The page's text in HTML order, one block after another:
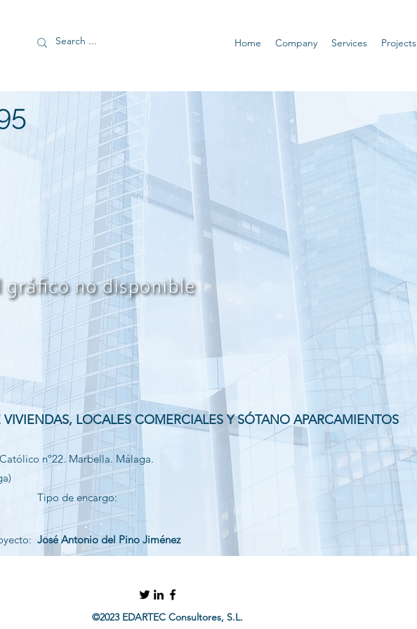
Home Company Services Projects
LOCALES COMERCIALES Y SÓTANO APARCAMIENTOS
nº22. Marbella. Málaga.
Tipo de encargo:
José Antonio del Pino Jiménez
©2023 EDARTEC Consultores, S.L.